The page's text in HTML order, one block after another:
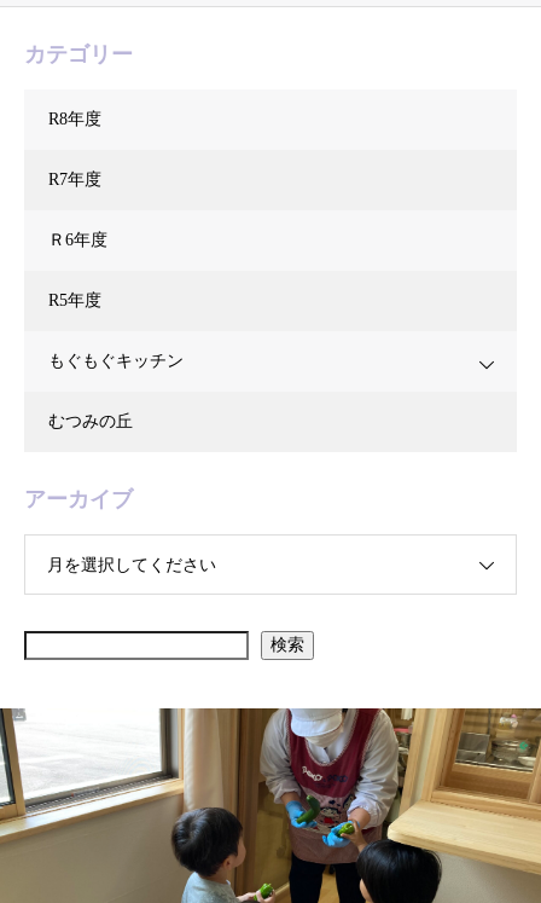
カテゴリー
R8年度
R7年度
Ｒ6年度
R5年度
もぐもぐキッチン
むつみの丘
アーカイブ
月を選択してください
検索